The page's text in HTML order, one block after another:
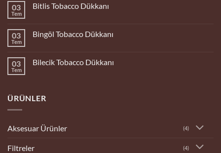
Tobacco
03
Tem
Bitlis Tobacco Dükkanı
Tobacco
03
Tem
Bingöl Tobacco Dükkanı
Tobacco
03
Tem
Bilecik Tobacco Dükkanı
Dükkanı
ÜRÜNLER
Aksesuar Ürünler (4)
Filtreler (4)